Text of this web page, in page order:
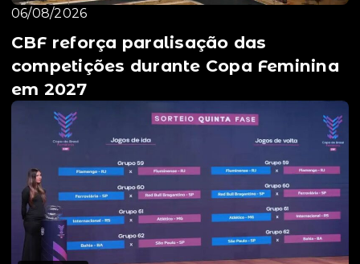
06/08/2026
CBF reforça paralisação das
competições durante Copa Feminina
em 2027